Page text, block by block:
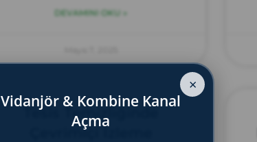
DEVAMINI OKU »
Tesis Temizliğinde
Çevrimiçi İzleme
×
Vidanjör & Kombine Kanal
Açma